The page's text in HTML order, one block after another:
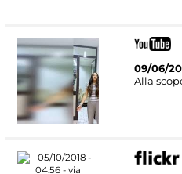
09/06/
Alla